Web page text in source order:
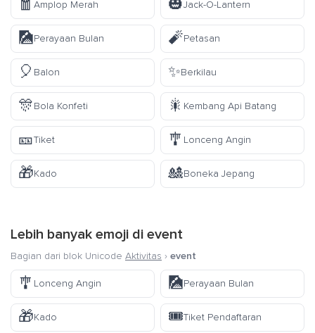
🧧 Amplop Merah 🎃Jack-O-Lantern
🎑Perayaan Bulan 🧨Petasan
🎈 Balon ✨Berkilau
🎊Bola Konfeti 🎇 Kembang Api Batang
🎫Tiket 🎐 Lonceng Angin
🎁Kado 🎎Boneka Jepang
Lebih banyak emoji di event
Bagian dari blok Unicode Aktivitas › event
🎐 Lonceng Angin 🎑Perayaan Bulan
🎁Kado 🎟️Tiket Pendaftaran